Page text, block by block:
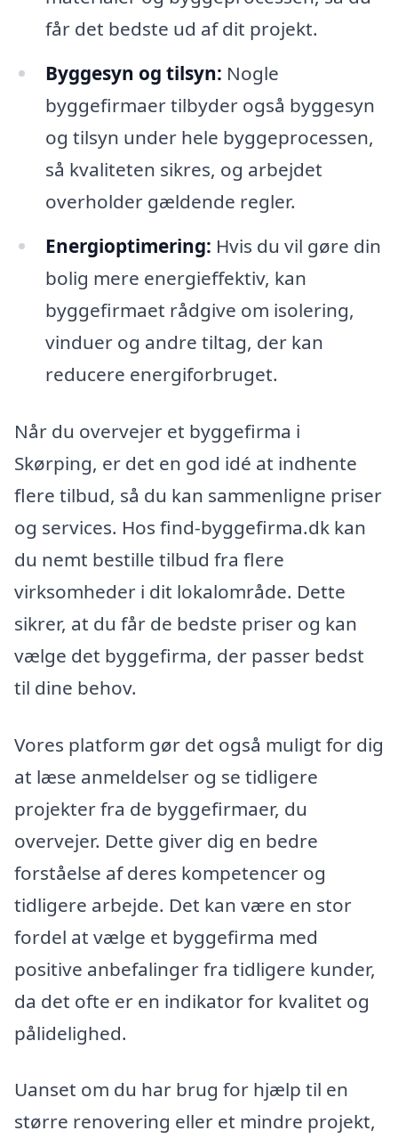
får det bedste ud af dit projekt.
Byggesyn og tilsyn: Nogle
byggefirmaer tilbyder også byggesyn
og tilsyn under hele byggeprocessen,
så kvaliteten sikres, og arbejdet
overholder gældende regler.
Energioptimering: Hvis du vil gøre din
bolig mere energieffektiv, kan
byggefirmaet rådgive om isolering,
vinduer og andre tiltag, der kan
reducere energiforbruget.
Når du overvejer et byggefirma i
Skørping, er det en god idé at indhente
flere tilbud, så du kan sammenligne priser
og services. Hos find-byggefirma.dk kan
du nemt bestille tilbud fra flere
virksomheder i dit lokalområde. Dette
sikrer, at du får de bedste priser og kan
vælge det byggefirma, der passer bedst
til dine behov.
Vores platform gør det også muligt for dig
at læse anmeldelser og se tidligere
projekter fra de byggefirmaer, du
overvejer. Dette giver dig en bedre
forståelse af deres kompetencer og
tidligere arbejde. Det kan være en stor
fordel at vælge et byggefirma med
positive anbefalinger fra tidligere kunder,
da det ofte er en indikator for kvalitet og
pålidelighed.
Uanset om du har brug for hjælp til en
større renovering eller et mindre projekt,